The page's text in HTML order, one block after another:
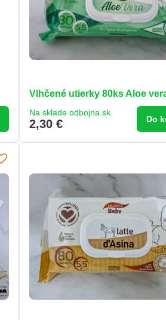
Vlhčené utierky 80ks Aloe
Na sklade odbojna.sk
2,30 € Do